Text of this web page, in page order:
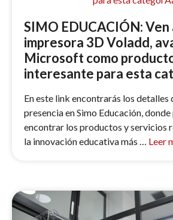
SIMO EDUCACIÓN:
impresora 3D Voladd,
Microsoft como
interesante para esta
En este link encontrarás los detalles
presencia en Simo Educación,
encontrar los productos y servicios
la innovación educativa más … Leer